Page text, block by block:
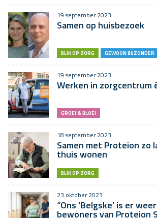
19 september 2023
Samen op huisbezoek
BLIK OP ZORG GEWOON BIJZONDER
19 september 2023
Werken in zorgcentrum
GROEI & BLOEI
18 september 2023
Samen met Proteion zo
thuis wonen
BLIK OP ZORG
23 oktober 2023
“Ons ‘Belgske’ is er
bewoners van Proteion